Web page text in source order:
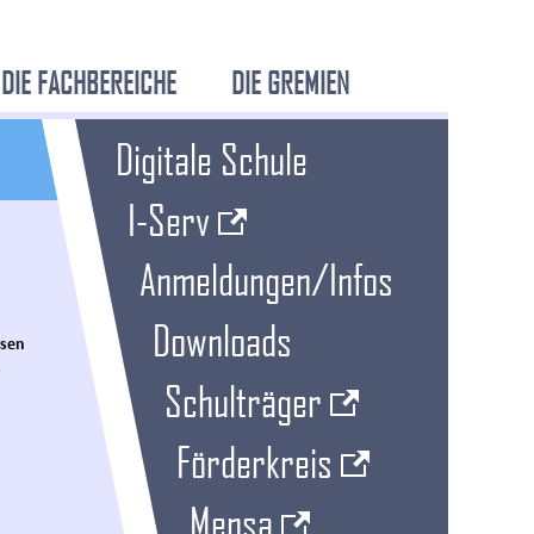
DIE FACHBEREICHE DIE GREMIEN
Digitale Schule
I-Serv
Anmeldungen/Infos
Downloads
Schulträger
Förderkreis
Mensa